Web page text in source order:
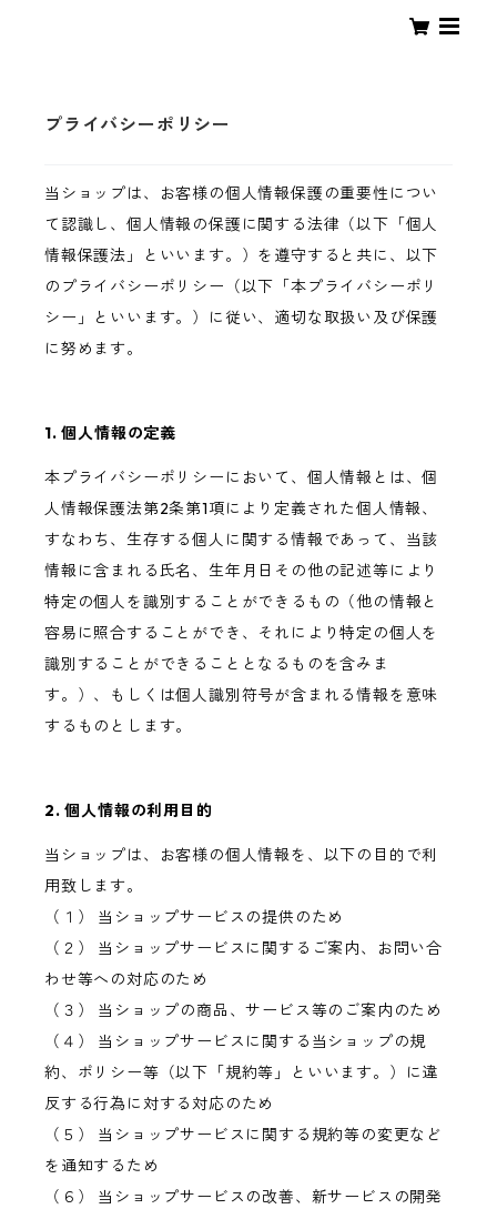
プライバシーポリシー
当ショップは、お客様の個人情報保護の重要性につい
て認識し、個人情報の保護に関する法律（以下「個人
情報保護法」といいます。）を遵守すると共に、以下
のプライバシーポリシー（以下「本プライバシーポリ
シー」といいます。）に従い、適切な取扱い及び保護
に努めます。
1. 個人情報の定義
本プライバシーポリシーにおいて、個人情報とは、個
人情報保護法第2条第1項により定義された個人情報、
すなわち、生存する個人に関する情報であって、当該
情報に含まれる氏名、生年月日その他の記述等により
特定の個人を識別することができるもの（他の情報と
容易に照合することができ、それにより特定の個人を
識別することができることとなるものを含みま
す。）、もしくは個人識別符号が含まれる情報を意味
するものとします。
2. 個人情報の利用目的
当ショップは、お客様の個人情報を、以下の目的で利
用致します。
（１） 当ショップサービスの提供のため
（２） 当ショップサービスに関するご案内、お問い合
わせ等への対応のため
（３） 当ショップの商品、サービス等のご案内のため
（４） 当ショップサービスに関する当ショップの規
約、ポリシー等（以下「規約等」といいます。）に違
反する行為に対する対応のため
（５） 当ショップサービスに関する規約等の変更など
を通知するため
（６） 当ショップサービスの改善、新サービスの開発